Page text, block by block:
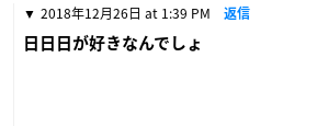
2018年12月26日 at 1:39 PM 返信
日日日が好きなんでしょ